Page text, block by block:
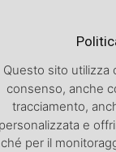
Questo sito utilizza
consenso, anche
tracciamento,
personalizzata e
per il